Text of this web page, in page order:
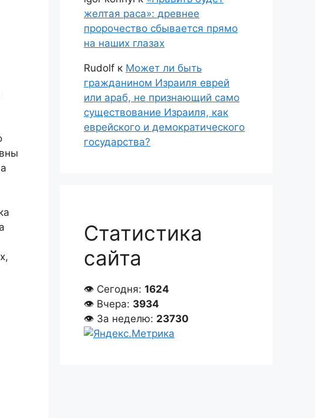
желтая раса»: древнее
пророчество сбывается прямо
на наших глазах
Rudolf к Может ли быть
гражданином Израиля еврей
или араб, не признающий само
существование Израиля, как
еврейского и демократического
государства?
Статистика
сайта
👁 Сегодня: 1624
👁 Вчера: 3934
👁 За неделю: 23730